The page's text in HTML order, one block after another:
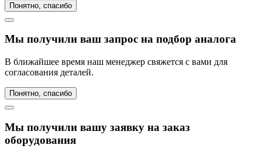
Понятно, спасибо
Мы получили ваш запрос на подбор аналога
В ближайшее время наш менеджер свяжется с вами для
согласования деталей.
Понятно, спасибо
Мы получили вашу заявку на заказ
оборудования